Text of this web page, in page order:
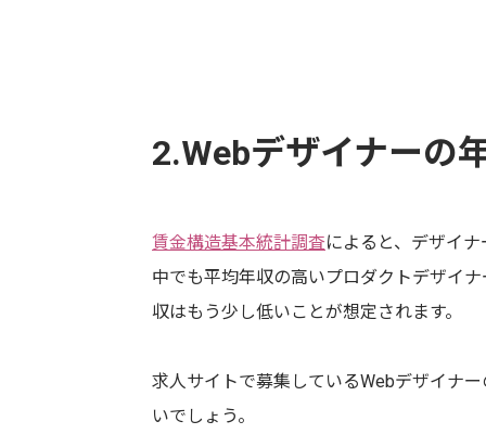
2.Webデザイナーの
賃金構造基本統計調査によると、デザイ
中でも平均年収の高いプロダクトデザイ
収はもう少し低いことが想定されます。
求人サイトで募集しているWebデザイナ
いでしょう。